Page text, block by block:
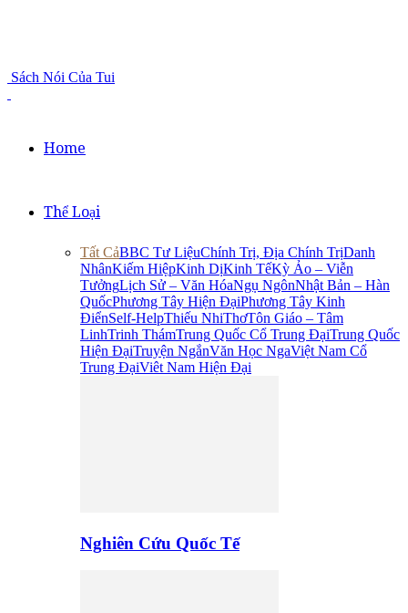
Sách Nói Của Tui
Home
Thể Loại
Tất CảBBC Tư LiệuChính Trị, Địa Chính TrịDanh
NhânKiếm HiệpKinh DịKinh TếKỳ Ảo – Viễn
TưởngLịch Sử – Văn HóaNgụ NgônNhật Bản – Hàn
QuốcPhương Tây Hiện ĐạiPhương Tây Kinh
ĐiểnSelf-HelpThiếu NhiThơTôn Giáo – Tâm
LinhTrinh ThámTrung Quốc Cổ Trung ĐạiTrung Quốc
Hiện ĐạiTruyện NgắnVăn Học NgaViệt Nam Cổ
Trung ĐạiViêt Nam Hiện Đại
Nghiên Cứu Quốc Tế